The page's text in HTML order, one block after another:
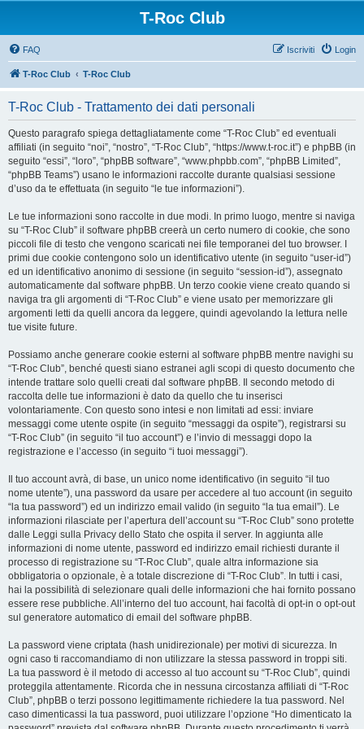
T-Roc Club
FAQ Login
Iscriviti
T-Roc Club T-Roc Club
T-Roc Club - Trattamento dei dati personali
Questo paragrafo spiega dettagliatamente come “T-Roc Club” ed eventuali
affiliati (in seguito “noi”, “nostro”, “T-Roc Club”, “https://www.t-roc.it”) e phpBB (in
seguito “essi”, “loro”, “phpBB software”, “www.phpbb.com”, “phpBB Limited”,
“phpBB Teams”) usano le informazioni raccolte durante qualsiasi sessione
d’uso da te effettuata (in seguito “le tue informazioni”).
Le tue informazioni sono raccolte in due modi. In primo luogo, mentre si naviga
su “T-Roc Club” il software phpBB creerà un certo numero di cookie, che sono
piccoli file di testo che vengono scaricati nei file temporanei del tuo browser. I
primi due cookie contengono solo un identificativo utente (in seguito “user-id”)
ed un identificativo anonimo di sessione (in seguito “session-id”), assegnato
automaticamente dal software phpBB. Un terzo cookie viene creato quando si
naviga tra gli argomenti di “T-Roc Club” e viene usato per memorizzare gli
argomenti letti da quelli ancora da leggere, quindi agevolando la lettura nelle
tue visite future.
Possiamo anche generare cookie esterni al software phpBB mentre navighi su
“T-Roc Club”, benché questi siano estranei agli scopi di questo documento che
intende trattare solo quelli creati dal software phpBB. Il secondo metodo di
raccolta delle tue informazioni è dato da quello che tu inserisci
volontariamente. Con questo sono intesi e non limitati ad essi: inviare
messaggi come utente ospite (in seguito “messaggi da ospite”), registrarsi su
“T-Roc Club” (in seguito “il tuo account”) e l’invio di messaggi dopo la
registrazione e l’accesso (in seguito “i tuoi messaggi”).
Il tuo account avrà, di base, un unico nome identificativo (in seguito “il tuo
nome utente”), una password da usare per accedere al tuo account (in seguito
“la tua password”) ed un indirizzo email valido (in seguito “la tua email”). Le
informazioni rilasciate per l’apertura dell’account su “T-Roc Club” sono protette
dalle Leggi sulla Privacy dello Stato che ospita il server. In aggiunta alle
informazioni di nome utente, password ed indirizzo email richiesti durante il
processo di registrazione su “T-Roc Club”, quale altra informazione sia
obbligatoria o opzionale, è a totale discrezione di “T-Roc Club”. In tutti i casi,
hai la possibilità di selezionare quali delle informazioni che hai fornito possano
essere rese pubbliche. All’interno del tuo account, hai facoltà di opt-in o opt-out
sul generatore automatico di email del software phpBB.
La password viene criptata (hash unidirezionale) per motivi di sicurezza. In
ogni caso ti raccomandiamo di non utilizzare la stessa password in troppi siti.
La tua password è il metodo di accesso al tuo account su “T-Roc Club”, quindi
proteggila attentamente. Ricorda che in nessuna circostanza affiliati di “T-Roc
Club”, phpBB o terzi possono legittimamente richiedere la tua password. Nel
caso dimenticassi la tua password, puoi utilizzare l’opzione “Ho dimenticato la